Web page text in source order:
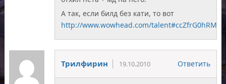
А так, если билд без кати, то вот
http://www.wowhead.com/
Трилфирин 19.10.2010 Ответить